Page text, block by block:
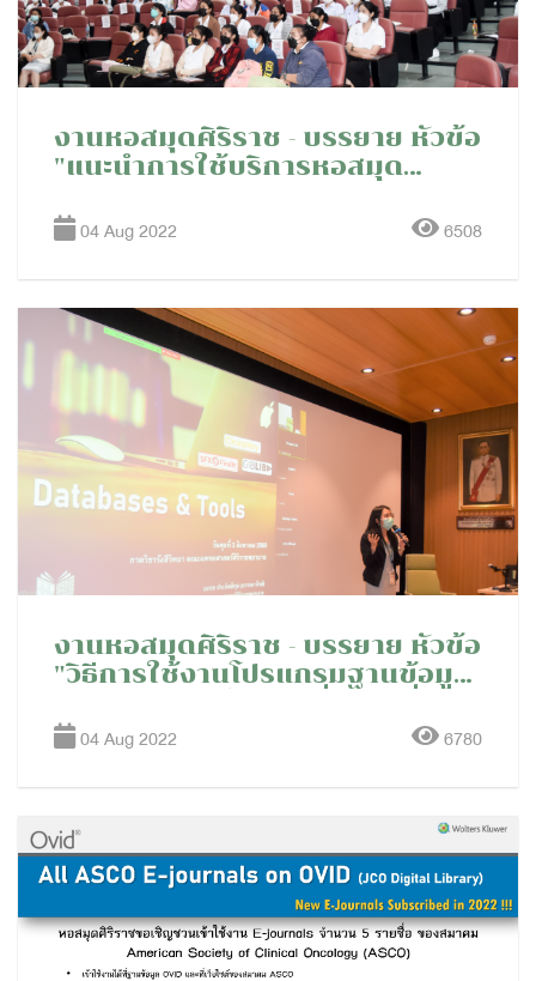
งานหอสมุดศิริราช - บรรยาย หัวข้อ
"แนะนำการใช้บริการหอสมุด
พยาบาล โรงเรียนผู้ช่วยพยาบาล
04 Aug 2022 6508
งานหอสมุดศิริราช - บรรยาย หัวข้อ
"วิธีการใช้งานโปรแกรมฐานข้อมูล
ในการเข้าถึงเอกสารฉบับเต็ม Full
link resolver)”
04 Aug 2022 6780